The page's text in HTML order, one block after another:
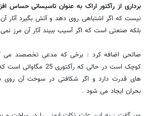
برداری از رآکتور اراک به عنوان تاسیساتی حساس
نیست که اگر اشتباهی روی دهد و آتش بگیرد آثار
بلکه صنعتی است که اگر آسیب ببیند آثار آن مرز
صالحی اضافه کرد : برخی که مدعی تخصصند می
کوچک است در حالی که
های قدرت دارد و اگر شکافتی در سوخت آن
بحران ایجاد می شود .